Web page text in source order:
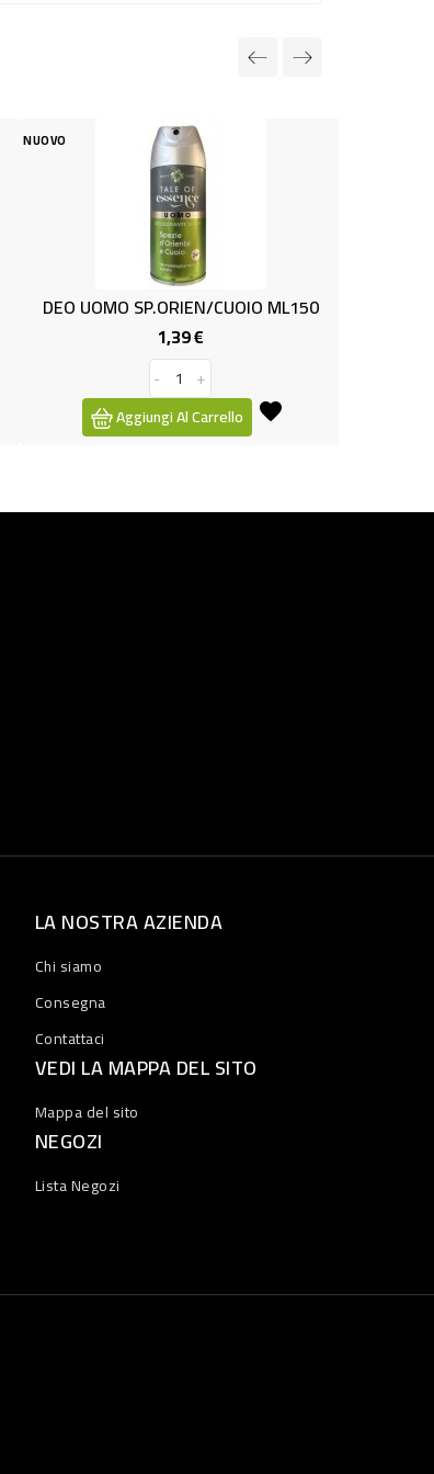
CUOIO ML150
Carrello
NUOVO
CREMA ADESIVA PER
Aggiungi Al Carrello
LA NOSTRA AZIENDA
Chi siamo
Consegna
Contattaci
VEDI LA MAPPA DEL SITO
Mappa del sito
NEGOZI
Lista Negozi